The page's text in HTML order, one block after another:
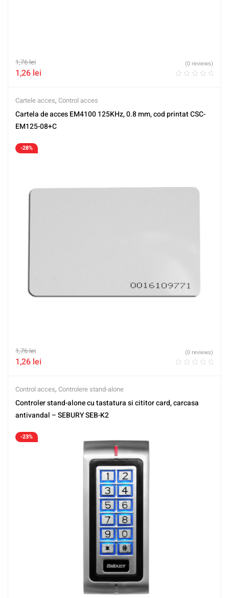
1,76lei
1,26 lei
(0 reviews)
Cartele acces, Control acces
Cartela de acces EM4100 125KHz, 0.8 mm, cod printat CSC-
EM125-08+C
-28%
1,76lei
1,26 lei
(0 reviews)
Control acces, Controlere stand-alone
Controler stand-alone cu tastatura si cititor card, carcasa
antivandal – SEBURY SEB-K2
-23%